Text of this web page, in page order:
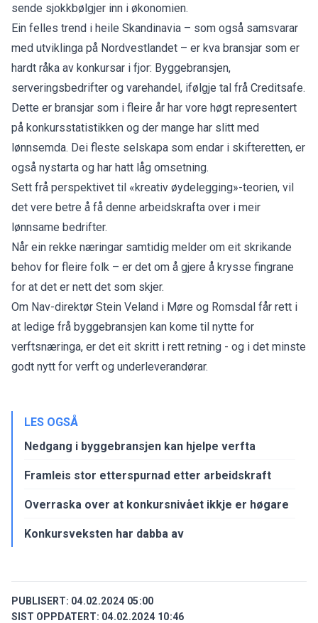
sende sjokkbølgjer inn i økonomien.
Ein felles trend i heile Skandinavia – som også samsvarar
med utviklinga på Nordvestlandet – er kva bransjar som er
hardt råka av konkursar i fjor: Byggebransjen,
serveringsbedrifter og varehandel, ifølgje tal frå Creditsafe.
Dette er bransjar som i fleire år har vore høgt representert
på konkursstatistikken og der mange har slitt med
lønnsemda. Dei fleste selskapa som endar i skifteretten, er
også nystarta og har hatt låg omsetning.
Sett frå perspektivet til «kreativ øydelegging»-teorien, vil
det vere betre å få denne arbeidskrafta over i meir
lønnsame bedrifter.
Når ein rekke næringar samtidig melder om eit skrikande
behov for fleire folk – er det om å gjere å krysse fingrane
for at det er nett det som skjer.
Om Nav-direktør Stein Veland i Møre og Romsdal får rett i
at ledige frå byggebransjen kan kome til nytte for
verftsnæringa, er det eit skritt i rett retning - og i det minste
godt nytt for verft og underleverandørar.
LES OGSÅ
Nedgang i byggebransjen kan hjelpe verfta
Framleis stor etterspurnad etter arbeidskraft
Overraska over at konkursnivået ikkje er høgare
Konku rsveksten har dabba av
PUBLISERT: 04.02.2024 05:00
SIST OPPDATERT: 04.02.2024 10:46